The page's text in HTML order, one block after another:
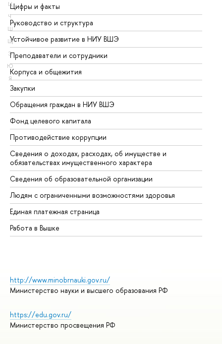
Ц
Ч
Ш
Щ
Э
Ю
Я
Цифры и факты
Руководство и структура
Устойчивое развитие в НИУ ВШЭ
Преподаватели и сотрудники
Корпуса и общежития
Закупки
Обращения граждан в НИУ ВШЭ
Фонд целевого капитала
Противодействие коррупции
Сведения о доходах, расходах, об имуществе и
обязательствах имущественного характера
Сведения об образовательной организации
Людям с ограниченными возможностями здоровья
Единая платежная страница
Работа в Вышке
http://www.minobrnauki.gov.ru/
Министерство науки и высшего образования РФ
https://edu.gov.ru/
Министерство просвещения РФ